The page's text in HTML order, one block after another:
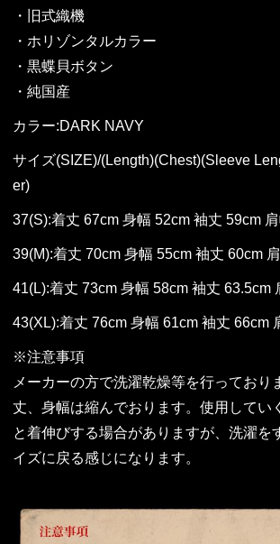
・旧式織機
・ホリゾンタルカラー
・黒蝶貝ボタン
・純国産
カラー:DARK NAVY
サイズ(SIZE)/(Length)(Chest)(Sleeve
er)
37(S):着丈 67cm 身幅 52cm 袖丈 59cm
39(M):着丈 70cm 身幅 55cm 袖丈 60cm
41(L):着丈 73cm 身幅 58cm 袖丈 63.5cm
43(XL):着丈 76cm 身幅 61cm 袖丈 66cm
※注意事項
メーカーの方で洗濯乾燥等を行っており
丈、身幅は縮んでおります。使用してい
と着伸びする場合がありますが、洗濯を
イズに戻る感じになります。